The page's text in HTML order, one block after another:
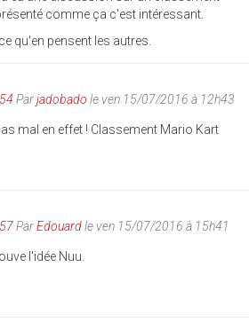
comme ça c'est intéressant.
qu'en pensent les autres.
Parjadobado le ven 15/07/2016 à 12h43
mal en effet ! Classement Mario Kart
ParEdouardle ven 15/07/2016 à 15h41
l'idée Nuu.